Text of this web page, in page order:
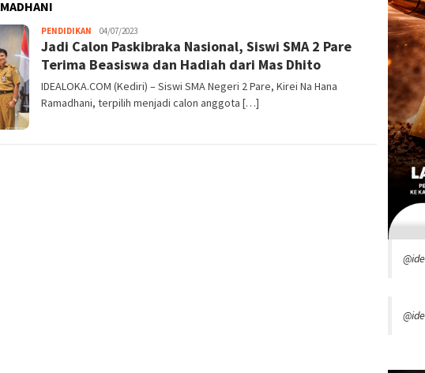
PENDIDIKAN admin
04/07/2023
Jadi Calon Paskibraka Nasional, Siswi SMA 2 Pare
Terima Beasiswa dan Hadiah dari Mas Dhito
IDEALOKA.COM (Kediri) – Siswi SMA Negeri 2 Pare, Kirei Na Hana
Ramadhani, terpilih menjadi calon anggota […]